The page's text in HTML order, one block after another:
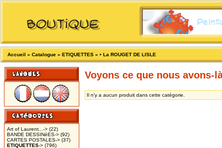
Accueil » Catalogue » ETIQUETTES » • La ROUGET DE LISLE
Art of Laurent...-> (22)
BANDE DESSINéES-> (92)
CARTES POSTALES-> (37)
ETIQUETTES-> (796)
Voyons ce que nous avons-
Il n'y a aucun produit dans cette catégorie.